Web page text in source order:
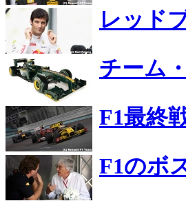
レッド
チーム
F1最終
F1のボ